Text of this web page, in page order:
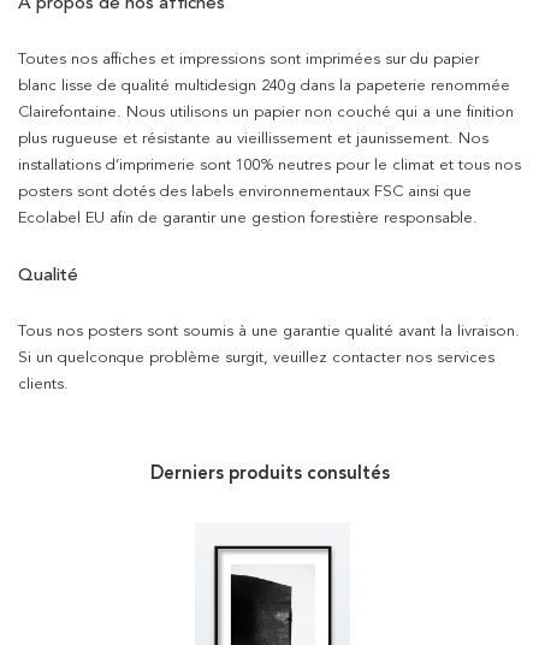
Toutes nos affiches et impressions sont imprimées sur du papier
blanc lisse de qualité multidesign 240g dans la papeterie renommée
Clairefontaine. Nous utilisons un papier non couché qui a une finition
plus rugueuse et résistante au vieillissement et jaunissement. Nos
installations d’imprimerie sont 100% neutres pour le climat et tous nos
posters sont dotés des labels environnementaux FSC ainsi que
Ecolabel EU afin de garantir une gestion forestière responsable.
Qualité
Tous nos posters sont soumis à une garantie qualité avant la livraison.
Si un quelconque problème surgit, veuillez contacter nos services
clients.
Derniers produits consultés